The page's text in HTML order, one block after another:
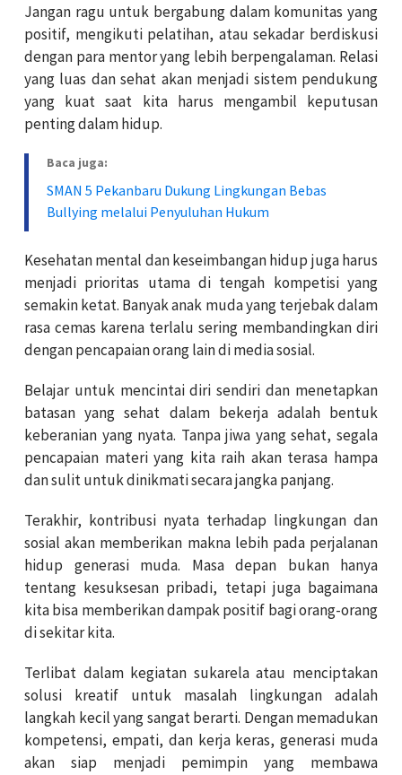
Jangan ragu untuk bergabung dalam komunitas yang
positif, mengikuti pelatihan, atau sekadar berdiskusi
dengan para mentor yang lebih berpengalaman. Relasi
yang luas dan sehat akan menjadi sistem pendukung
yang kuat saat kita harus mengambil keputusan
penting dalam hidup.
Baca juga:
SMAN 5 Pekanbaru Dukung Lingkungan Bebas
Bullying melalui Penyuluhan Hukum
Kesehatan mental dan keseimbangan hidup juga harus
menjadi prioritas utama di tengah kompetisi yang
semakin ketat. Banyak anak muda yang terjebak dalam
rasa cemas karena terlalu sering membandingkan diri
dengan pencapaian orang lain di media sosial.
Belajar untuk mencintai diri sendiri dan menetapkan
batasan yang sehat dalam bekerja adalah bentuk
keberanian yang nyata. Tanpa jiwa yang sehat, segala
pencapaian materi yang kita raih akan terasa hampa
dan sulit untuk dinikmati secara jangka panjang.
Terakhir, kontribusi nyata terhadap lingkungan dan
sosial akan memberikan makna lebih pada perjalanan
hidup generasi muda. Masa depan bukan hanya
tentang kesuksesan pribadi, tetapi juga bagaimana
kita bisa memberikan dampak positif bagi orang-orang
di sekitar kita.
Terlibat dalam kegiatan sukarela atau menciptakan
solusi kreatif untuk masalah lingkungan adalah
langkah kecil yang sangat berarti. Dengan memadukan
kompetensi, empati, dan kerja keras, generasi muda
akan siap menjadi pemimpin yang membawa